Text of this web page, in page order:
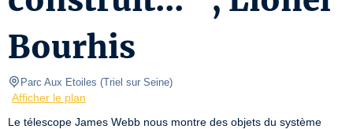
Bourhis
Parc Aux Etoiles (Triel sur Seine)
Afficher le plan
Le télescope James Webb nous montre des objets du système